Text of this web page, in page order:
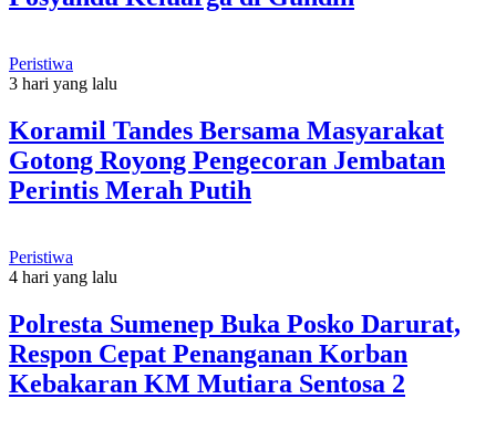
Peristiwa
3 hari yang lalu
Koramil Tandes Bersama Masyarakat
Gotong Royong Pengecoran Jembatan
Perintis Merah Putih
Peristiwa
4 hari yang lalu
Polresta Sumenep Buka Posko Darurat,
Respon Cepat Penanganan Korban
Kebakaran KM Mutiara Sentosa 2